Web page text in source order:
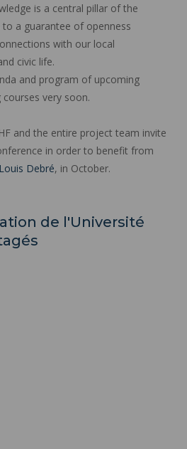
is a central pillar of the
a guarantee of openness
with our local
civic life.
and program of upcoming
very soon.
and the entire project team invite
in order to benefit from
Debré, in October.
de l'Université